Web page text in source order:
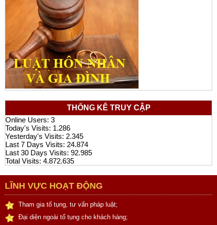
THỐNG KÊ TRUY CẬP
Online Users: 3
Today's Visits: 1.286
Yesterday's Visits: 2.345
Last 7 Days Visits: 24.874
Last 30 Days Visits: 92.985
Total Visits: 4.872.635
LĨNH VỰC HOẠT ĐỘNG
Tham gia tố tụng, tư vấn pháp luật;
Đại diện ngoài tố tụng cho khách hàng;